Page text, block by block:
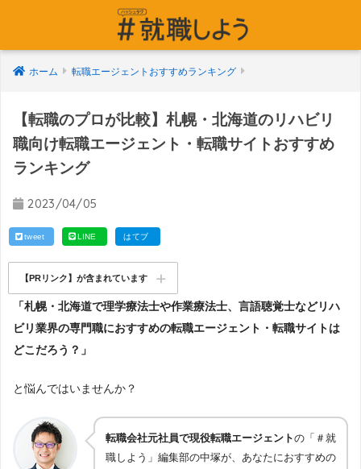
ホーム 転職エージェントおすすめランキング
【転職のプロが比較】札幌・北海道のリハビリ
職向け転職エージェント・転職サイトおすすめ
ランキング
2023/04/05
tweet LINE はてブ
【PRリンク】が含まれています
「札幌・北海道で理学療法士や作業療法士、言語聴覚士などリハ
ビリ業界の専門職におすすめの転職エージェント・転職サイトは
どこだろう？」
と悩んではいませんか？
転職会社元社員で現役転職エージェントの「＃就
職しよう」編集部の中塚が、あなたにおすすめの